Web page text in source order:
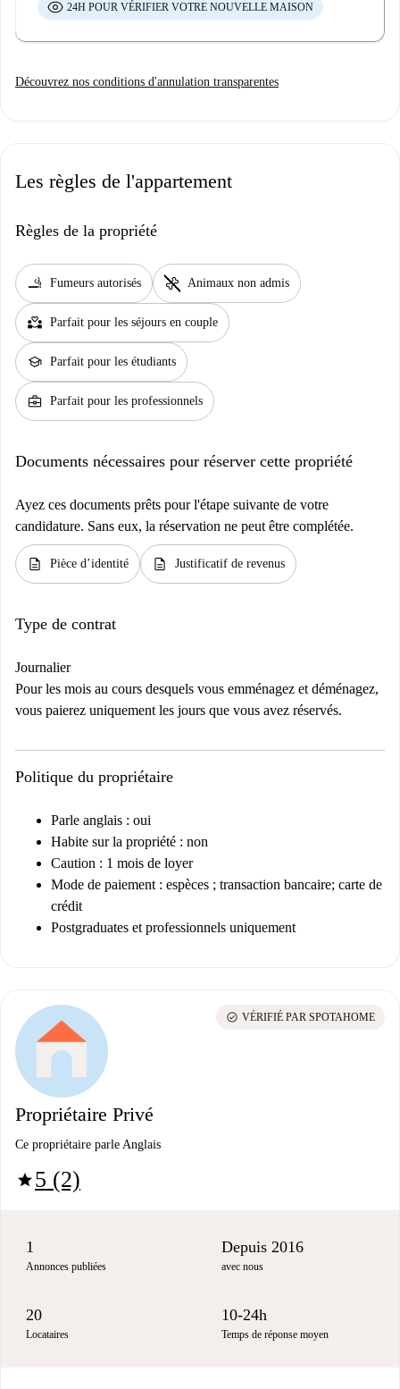
24H POUR VÉRIFIER VOTRE NOUVELLE MAISON
Découvrez nos conditions d'annulation transparentes
Les règles de l'appartement
Règles de la propriété
smoking_rooms Fumeurs autorisés pet_supplies Animaux non admis
partner_heart Parfait pour les séjours en couple
school Parfait pour les étudiants
business_center Parfait pour les professionnels
Documents nécessaires pour réserver cette propriété
Ayez ces documents prêts pour l'étape suivante de votre
candidature. Sans eux, la réservation ne peut être complétée.
description Pièce d’identité description Justificatif de revenus
Type de contrat
Journalier
Pour les mois au cours desquels vous emménagez et déménagez,
vous paierez uniquement les jours que vous avez réservés.
Politique du propriétaire
Parle anglais : oui
Habite sur la propriété : non
Caution : 1 mois de loyer
Mode de paiement : espèces ; transaction bancaire; carte de
crédit
Postgraduates et professionnels uniquement
Propriétaire Privé
Ce propriétaire parle Anglais
star5 (2)
check_circle VÉRIFIÉ PAR SPOTAHOME
1
Annonces publiées
Depuis 2016
avec nous
20
Locataires
10-24h
Temps de réponse moyen